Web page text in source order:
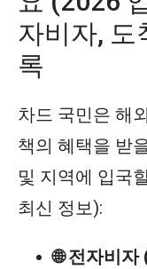
자비자, 도
록
차드 국민은 해
책의 혜택을 받
및 지역에 입국
최신 정보):
🌐 전자비자